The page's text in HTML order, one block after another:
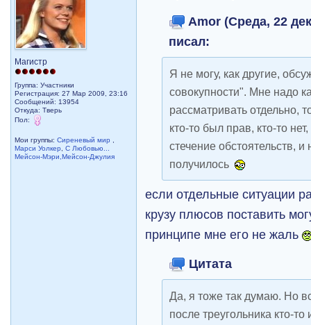
Магистр
Группа: Участники
Регистрация: 27 Мар 2009, 23:16
Сообщений: 13954
Откуда: Тверь
Пол:
Мои группы:Сиреневый мир
Марси Уолкер
,С Любовью...
Мейсон-Мэри,Мейсон-Джулия
Amor (Среда, 22
писал:
Я не могу, как другие,
совокупности". Мне надо
рассматривать отдельно,
кто-то был прав, кто-то
стечение обстоятельств, и
получилось
если отдельные ситуации
крузу плюсов поставить
принципе мне его не жаль
Цитата
Да, я тоже так думаю. Но
после треугольника кто-то